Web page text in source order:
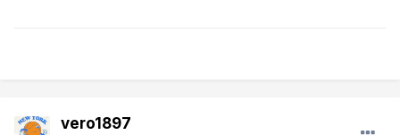
vero1897